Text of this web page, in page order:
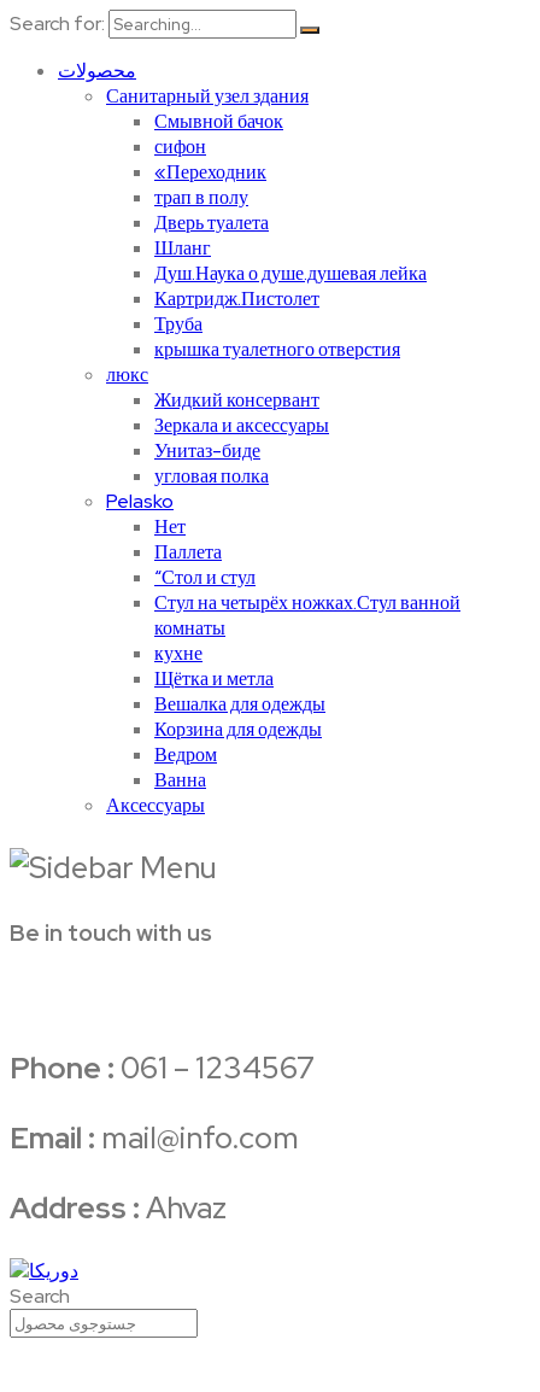
Search for:
محصولات
Санитарный узел здания
Смывной бачок
сифон
«Переходник
трап в полу
Дверь туалета
Шланг
Душ.Наука о душе.душевая лейка
Картридж.Пистолет
Труба
крышка туалетного отверстия
люкс
Жидкий консервант
Зеркала и аксессуары
Унитаз-биде
угловая полка
Pelasko
Нет
Паллета
“Стол и стул
Стул на четырёх ножках.Стул ванной
комнаты
кухне
Щётка и метла
Вешалка для одежды
Корзина для одежды
Ведром
Ванна
Аксессуары
Be in touch with us
Phone : 061 – 1234567
Email : mail@info.com
Address :Ahvaz
Search